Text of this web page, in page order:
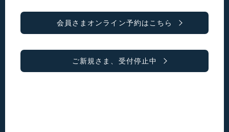
会員さまオンライン予約はこちら
ご新規さま、受付停止中